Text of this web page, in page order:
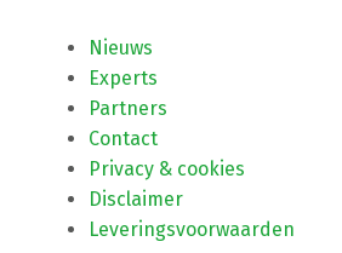
Nieuws
Experts
Partners
Contact
Privacy & cookies
Disclaimer
Leveringsvoorwaarden